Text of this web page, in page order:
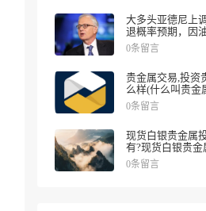
大多头亚德尼上
退概率预期，因
0条留言
贵金属交易,投资
么样(什么叫贵金
0条留言
现货白银贵金属
有?现货白银贵金
诱导投资亏损
0条留言